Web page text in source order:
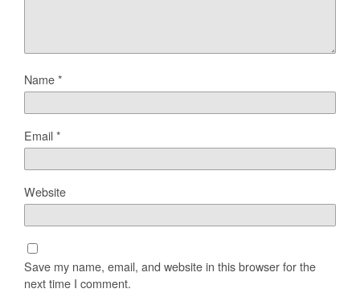
Name*
Email*
Website
Save my name, email, and website in this browser for the
next time I comment.